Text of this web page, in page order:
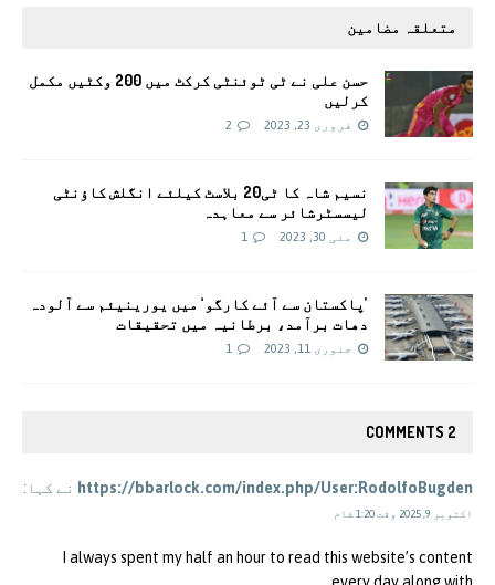
متعلقہ مضامین
حسن علی نے ٹی ٹوئنٹی کرکٹ میں 200 وکٹیں مکمل
کرلیں
فروری 23, 2023 2
نسیم شاہ کا ٹی20 بلاسٹ کیلئے انگلش کاؤنٹی
لیسسٹرشائر سے معاہدہ
مئی 30, 2023 1
’پاکستان سے آئے کارگو‘ میں یورینیئم سے آلودہ
دھات برآمد، برطانیہ میں تحقیقات
جنوری 11, 2023 1
2 COMMENTS
https://bbarlock.com/index.php/User:RodolfoBugden نے کہا:
اکتوبر 9, 2025 وقت 1:20 شام
I always spent my half an hour to read this website’s content